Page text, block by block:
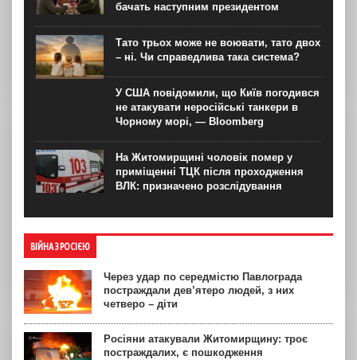
бачать наступним президентом
Тато трьох може не воювати, тато двох
– ні. Чи справедлива така система?
У США повідомили, що Київ погодився
не атакувати неросійські танкери в
Чорному морі, — Bloomberg
На Житомирщині чоловік помер у
приміщенні ТЦК після проходження
ВЛК: призначено розслідування
ВІЙНА З РОСІЄЮ
Через удар по середмістю Павлограда
постраждали дев’ятеро людей, з них
четверо – діти
Росіяни атакували Житомирщину: троє
постраждалих, є пошкодження